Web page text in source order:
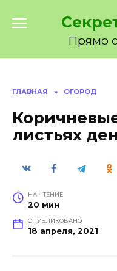
Прямо
ГЛАВНАЯ » ОГОРОД
листьях
НА ЧТЕНИЕ
20 мин
ОПУБЛИКОВАНО
18 апреля, 2021